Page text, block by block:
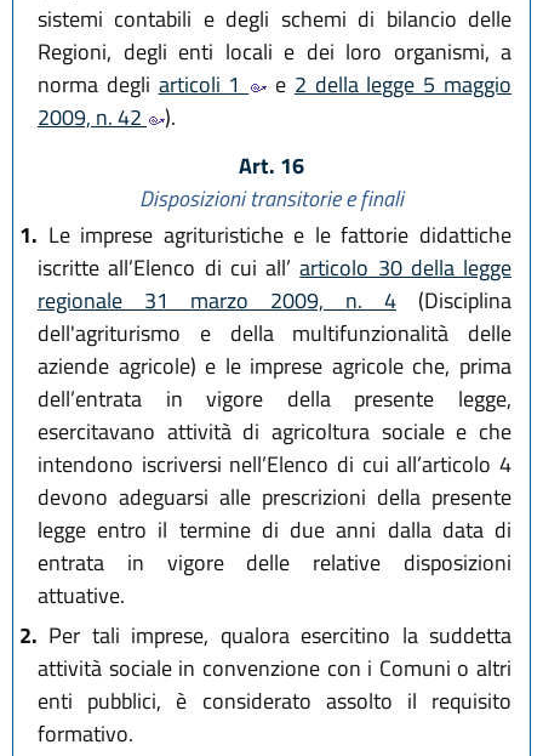
sistemi contabili e degli schemi di bilancio delle
Regioni, degli enti locali e dei loro organismi, a
norma degli articoli 1 e 2 della legge 5 maggio
2009, n. 42
).
Art. 16
Disposizioni transitorie e finali
1. Le imprese agrituristiche e le fattorie didattiche
iscritte all’Elenco di cui all’articolo 30 della legge
regionale 31 marzo 2009, n. 4 (Disciplina
dell'agriturismo e della multifunzionalità delle
aziende agricole) e le imprese agricole che, prima
dell’entrata in vigore della presente legge,
esercitavano attività di agricoltura sociale e che
intendono iscriversi nell’Elenco di cui all’articolo 4
devono adeguarsi alle prescrizioni della presente
legge entro il termine di due anni dalla data di
entrata in vigore delle relative disposizioni
attuative.
2. Per tali imprese, qualora esercitino la suddetta
attività sociale in convenzione con i Comuni o altri
enti pubblici, è considerato assolto il requisito
formativo.